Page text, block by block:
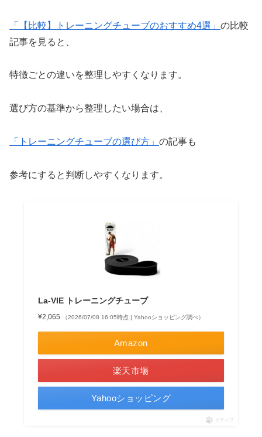
「【比較】トレーニングチューブのおすすめ4選」 の比較
記事を見ると、
特徴ごとの違いを整理しやすくなります。
選び方の基準から整理したい場合は、
「トレーニングチューブの選び方」 の記事も
参考にすると判断しやすくなります。
La-VIE トレーニングチューブ
¥2,065 （2026/07/08 16:05時点 | Yahooショッピング調べ）
Amazon
楽天市場
Yahooショッピング
ポチップ